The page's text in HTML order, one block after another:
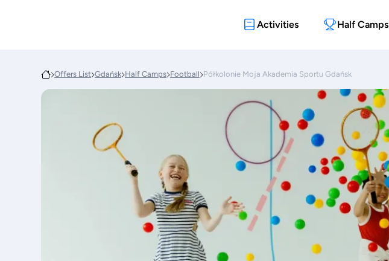
Activities Half Camps
Offers List Gdańsk Half Camps Football Półkolonie Moja Akademia Sportu Gdańsk